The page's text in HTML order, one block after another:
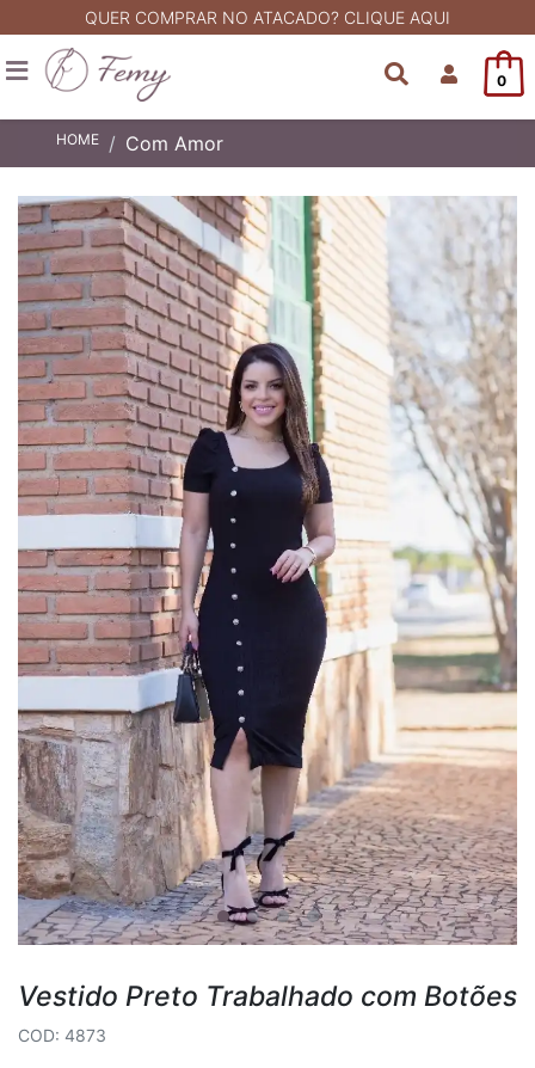
QUER COMPRAR NO ATACADO? CLIQUE AQUI
0
HOME Com Amor
Vestido Preto Trabalhado com Botões
COD: 4873